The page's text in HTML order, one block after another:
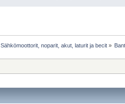
Sähkömoottorit, noparit, akut, laturit ja becit»